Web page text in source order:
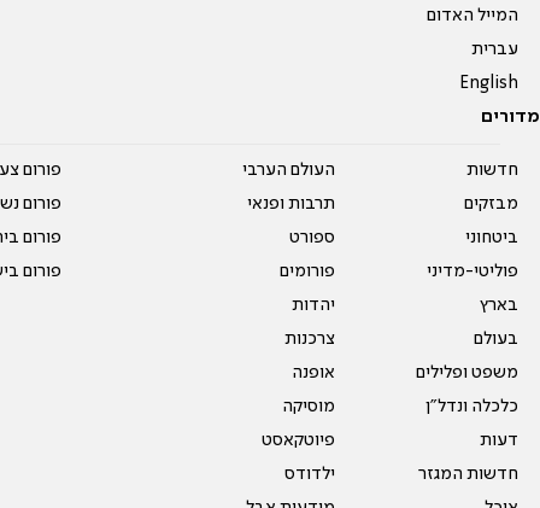
המייל האדום
עברית
English
מדורים
חדשות
מבזקים
ביטחוני
פוליטי-מדיני
בארץ
בעולם
משפט ופלילים
כלכלה ונדל"ן
דעות
חדשות המגזר
העולם הערבי
תרבות ופנאי
ספורט
פורומים
יהדות
צרכנות
אופנה
מוסיקה
פיוטקאסט
ילדודס
פורום
פורום
פורום
פורום